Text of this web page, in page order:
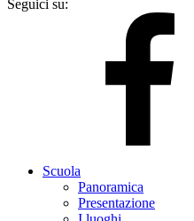
Seguici su:
Scuola
Panoramica
Presentazione